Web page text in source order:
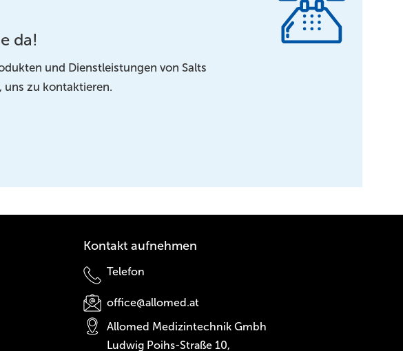
da!
und Dienstleistungen von Salts
uns zu kontaktieren.
Kontakt aufnehmen
Telefon
office@allomed.at
Allomed Medizintechnik Gmbh
Ludwig Poihs-Straße 10,